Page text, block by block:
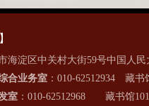
海淀区中关村大街59号中国人民
合业务室 ：010-62512934 藏
室 ：010-62512968 藏书馆